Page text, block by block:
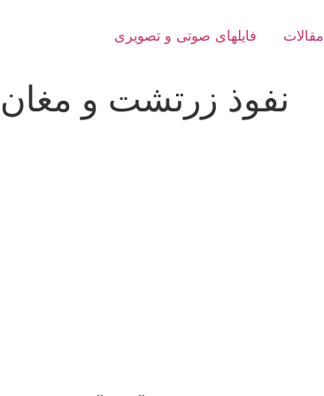
فایلهای صوتی و تصویری مقالات
نفوذ زرتشت و